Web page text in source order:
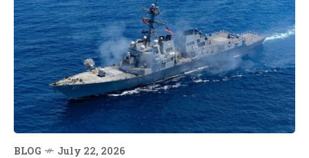
BLOG July 22, 2026